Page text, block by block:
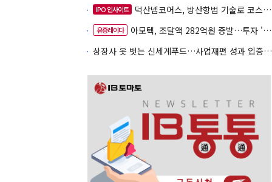
IPO 인사이트 덕산넵코어스, 방산항법 기술로 코스닥 노크
유증레이다
아모텍, 조달액 282억원 증발…투자 '속도 조절' 불가피
상장사 옷 벗는 신세계푸드…사업재편 성과 입증할까